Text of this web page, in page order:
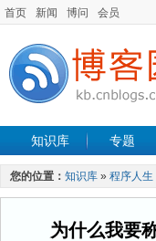
首页 新闻 博问 会员
知识库 专题
手机开发 软件工程
最新文章
您的位置： 知识库 » 程序人生
为什么我要